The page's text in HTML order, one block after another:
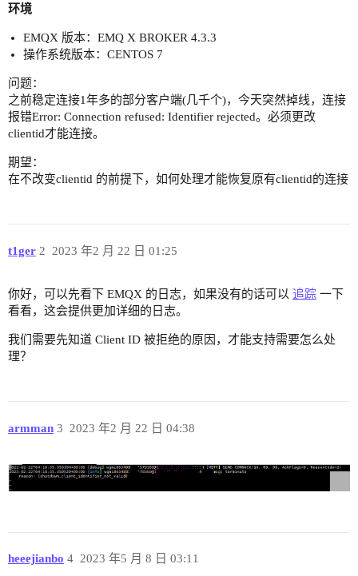
环境
EMQX 版本：EMQ X BROKER 4.3.3
操作系统版本：CENTOS 7
问题：
之前稳定连接1年多的部分客户端(几千个)，今天突然掉线，连接
报错Error: Connection refused: Identifier rejected。必须更改
clientid才能连接。
期望：
在不改变clientid 的前提下，如何处理才能恢复原有clientid的连接
t1ger 2023 年2 月 22 日 01:25
2
你好，可以先看下 EMQX 的日志，如果没有的话可以 追踪 一下
看看，这会提供更加详细的日志。
我们需要先知道 Client ID 被拒绝的原因，才能支持需要怎么处
理？
armman 2023 年2 月 22 日 04:38
3
heeejianbo 2023 年5 月 8 日 03:11
4